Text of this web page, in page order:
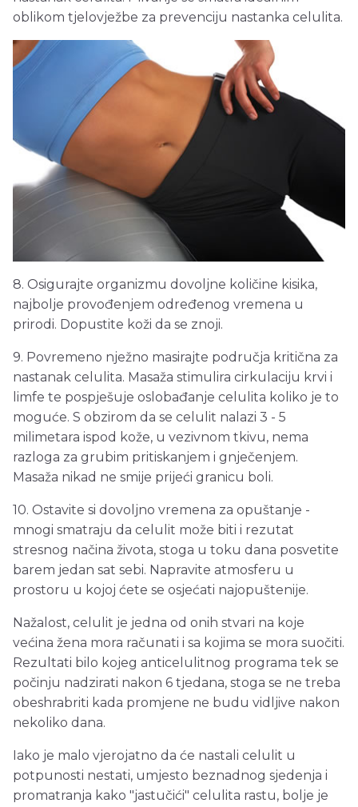
oblikom tjelovježbe za prevenciju nastanka celulita.
8. Osigurajte organizmu dovoljne količine kisika,
najbolje provođenjem određenog vremena u
prirodi. Dopustite koži da se znoji.
9. Povremeno nježno masirajte područja kritična za
nastanak celulita. Masaža stimulira cirkulaciju krvi i
limfe te pospješuje oslobađanje celulita koliko je to
moguće. S obzirom da se celulit nalazi 3 - 5
milimetara ispod kože, u vezivnom tkivu, nema
razloga za grubim pritiskanjem i gnječenjem.
Masaža nikad ne smije prijeći granicu boli.
10. Ostavite si dovoljno vremena za opuštanje -
mnogi smatraju da celulit može biti i rezutat
stresnog načina života, stoga u toku dana posvetite
barem jedan sat sebi. Napravite atmosferu u
prostoru u kojoj ćete se osjećati najopuštenije.
Nažalost, celulit je jedna od onih stvari na koje
većina žena mora računati i sa kojima se mora suočiti.
Rezultati bilo kojeg anticelulitnog programa tek se
počinju nadzirati nakon 6 tjedana, stoga se ne treba
obeshrabriti kada promjene ne budu vidljive nakon
nekoliko dana.
Iako je malo vjerojatno da će nastali celulit u
potpunosti nestati, umjesto beznadnog sjedenja i
promatranja kako "jastučići" celulita rastu, bolje je